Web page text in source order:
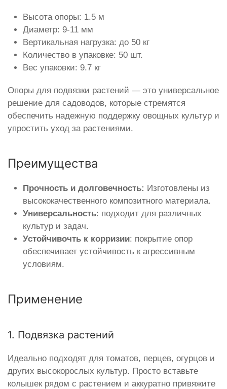
Высота опоры: 1.5 м
Диаметр: 9-11 мм
Вертикальная нагрузка: до 50 кг
Количество в упаковке: 50 шт.
Вес упаковки: 9.7 кг
Опоры для подвязки растений — это универсальное
решение для садоводов, которые стремятся
обеспечить надежную поддержку овощных культур и
упростить уход за растениями.
Преимущества
Прочность и долговечность: Изготовлены из
высококачественного композитного материала.
Универсальность: подходит для различных
культур и задач.
Устойчивочть к корризии: покрытие опор
обеспечивает устойчивость к агрессивным
условиям.
Применение
1. Подвязка растений
Идеально подходят для томатов, перцев, огурцов и
других высокорослых культур. Просто вставьте
колышек рядом с растением и аккуратно привяжите